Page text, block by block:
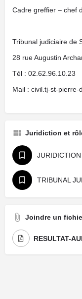
Cadre greffier – chef
Tribunal judiciaire de
28 rue Augustin
Tél : 02.62.96.10.23
Mail : civil.tj-st-
Juridiction et
JURIDICTION
Joindre un
RESULTAT-